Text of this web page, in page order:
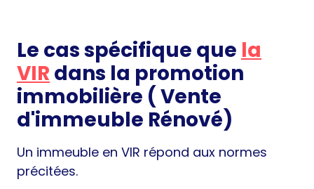
Le cas spécifique que la
VIR dans la promotion
immobilière ( Vente
d'immeuble Rénové)
Un immeuble en VIR répond aux normes
précitées.